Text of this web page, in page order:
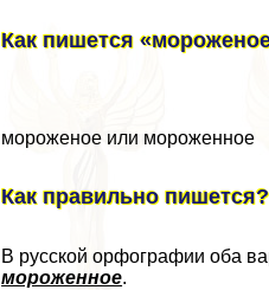
Как пишется
мороженое или мороженное
Как правильно пишется?
В русской орфографии оба
мороженное.